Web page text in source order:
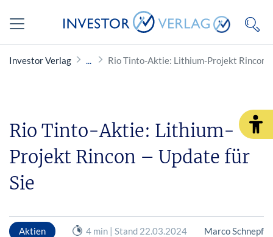
Investor Verlag Rio Tinto-Aktie: Lithium-Projekt Rincon
Rio Tinto-Aktie: Lithium-
Projekt Rincon – Update für
Sie
Aktien 4 min | Stand 22.03.2024 Marco Schnepf